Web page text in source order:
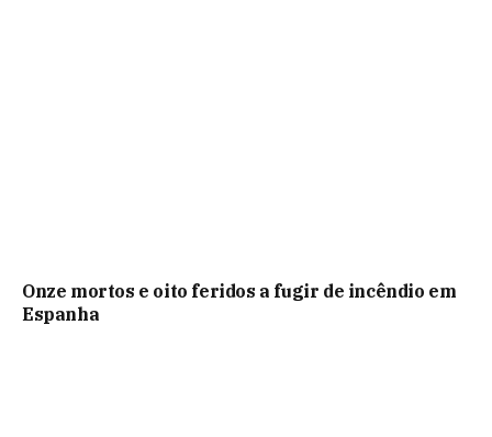
Onze mortos e oito feridos a fugir de incêndio em
Espanha